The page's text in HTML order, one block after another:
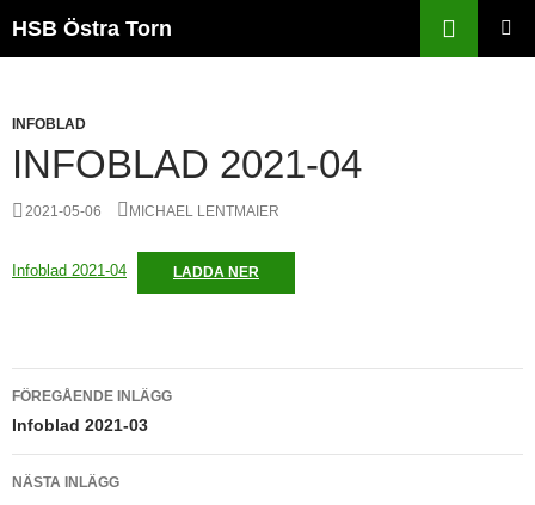
HSB Östra Torn
INFOBLAD
INFOBLAD 2021-04
2021-05-06 MICHAEL LENTMAIER
Infoblad 2021-04 LADDA NER
Inläggsnavigering
FÖREGÅENDE INLÄGG
Infoblad 2021-03
NÄSTA INLÄGG